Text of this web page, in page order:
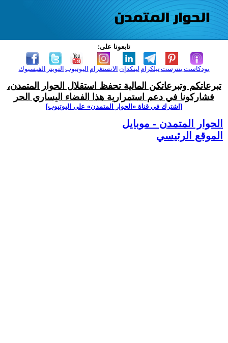
تابعونا على:
الفيسبوك التويتر اليوتيوب الانستغرام لينكدإن تيلكرامبنترست بودكاست
تبرعاتكم وتبرعاتكن المالية تحفظ استقلال الحوار المتمدن،
فشاركونا في دعم استمرارية هذا الفضاء اليساري الحر
[اشترك في قناة ‫«الحوار المتمدن» على اليوتيوب]
الحوار المتمدن - موبايل
الموقع الرئيسي